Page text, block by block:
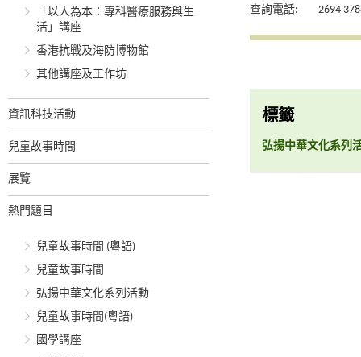
「以人為本：專科醫療服務與生
活」講座
香港抗戰及海防博物館
其他講座及工作坊
資訊科技活動
兒童故事時間
展覽
熱門題目
兒童故事時間 (粵語)
兒童故事時間
弘揚中華文化系列活動
兒童故事時間(粵語)
國學講座
查詢電話:
2694
標籤
弘揚中華文化系列